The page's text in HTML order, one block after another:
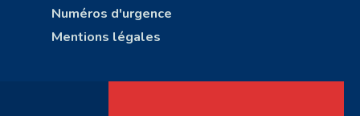
Numéros d'urgence
Mentions légales